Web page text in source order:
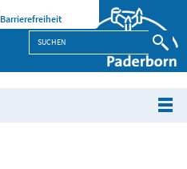
Barrierefreiheit